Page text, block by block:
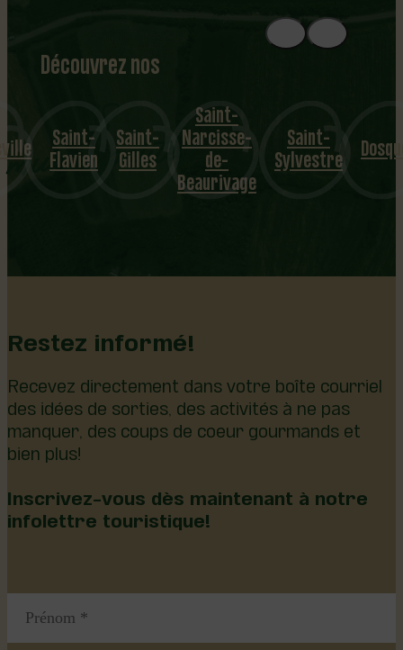
Découvrez nos
1
8
mu
nicipalités
Saint-
Flavien
Saint-
Gilles
Saint-
Narcisse-
de-
Beaurivage
Saint-
Sylvestre
Restez informé!
Recevez directement dans votre boîte courriel
des idées de sorties, des activités à ne pas
manquer, des coups de coeur gourmands et
bien plus!
Inscrivez-vous dès maintenant à notre
infolettre touristique!